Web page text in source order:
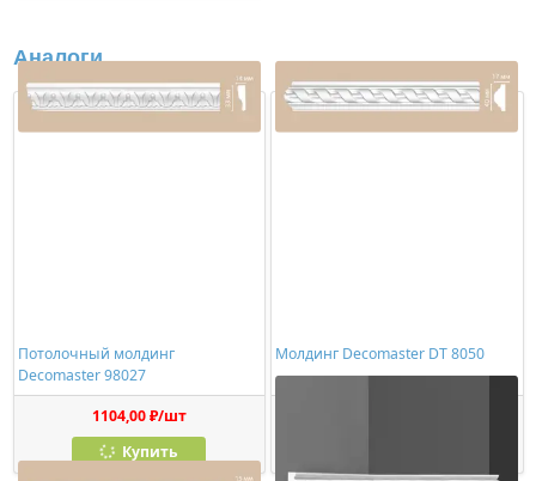
Аналоги
Потолочный молдинг
Decomaster 98027
1104,00 ₽/шт
Купить
Молдинг Decomaster DT 8050